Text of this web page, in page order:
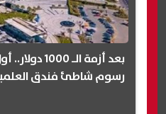
بعد أزمة
رسوم شاطئ فندق